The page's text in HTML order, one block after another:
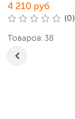
4 210 руб
(0)
Товаров: 38